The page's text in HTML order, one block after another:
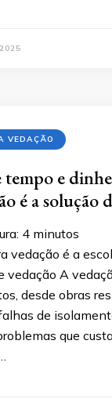
VEDAÇÃO
e
é a solução
4 minutos
vedação é a
vedação A
desde obras
de
que